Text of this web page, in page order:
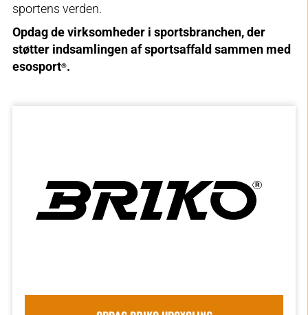
sportens verden.
Opdag de virksomheder i sportsbranchen, der
støtter indsamlingen af sportsaffald sammen med
esosport®.